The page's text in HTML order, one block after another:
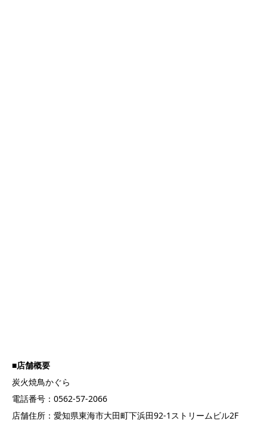
■店舗概要
炭火焼鳥かぐら
電話番号：0562-57-2066
店舗住所：愛知県東海市大田町下浜田92-1ストリームビル2F